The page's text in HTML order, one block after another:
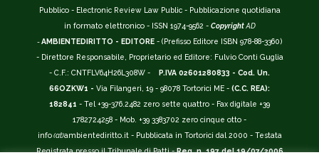
Pubblico - Electronic Review Law Public - Pubblicazione quotidiana
in formato elettronico - ISSN 1974-9562 - Copyright AD
-AMBIENTEDIRITTO - EDITORE - (Prefisso Editore ISBN 978-88-3360)
- Direttore Responsabile, Proprietario ed Editore: Fulvio Conti Guglia
- C.F.: CNTFLV64H26L308W -
P.IVA 02601280833 - Cod. Un.
66OZKW1 - Via Filangeri, 19 - 98078 Tortorici ME - (C.C. REA):
182841 - Tel +39-376.2482 zero sette quattro - Fax digitale +39
1782724258 - Mob. +39 3383702 zero cinque otto -
info(at)ambientediritto.it - Pubblicata in Tortorici dal 2000 - Testata
Registrata presso il Tribunale di Patti -Reg. n. 197 del 19/07/2006